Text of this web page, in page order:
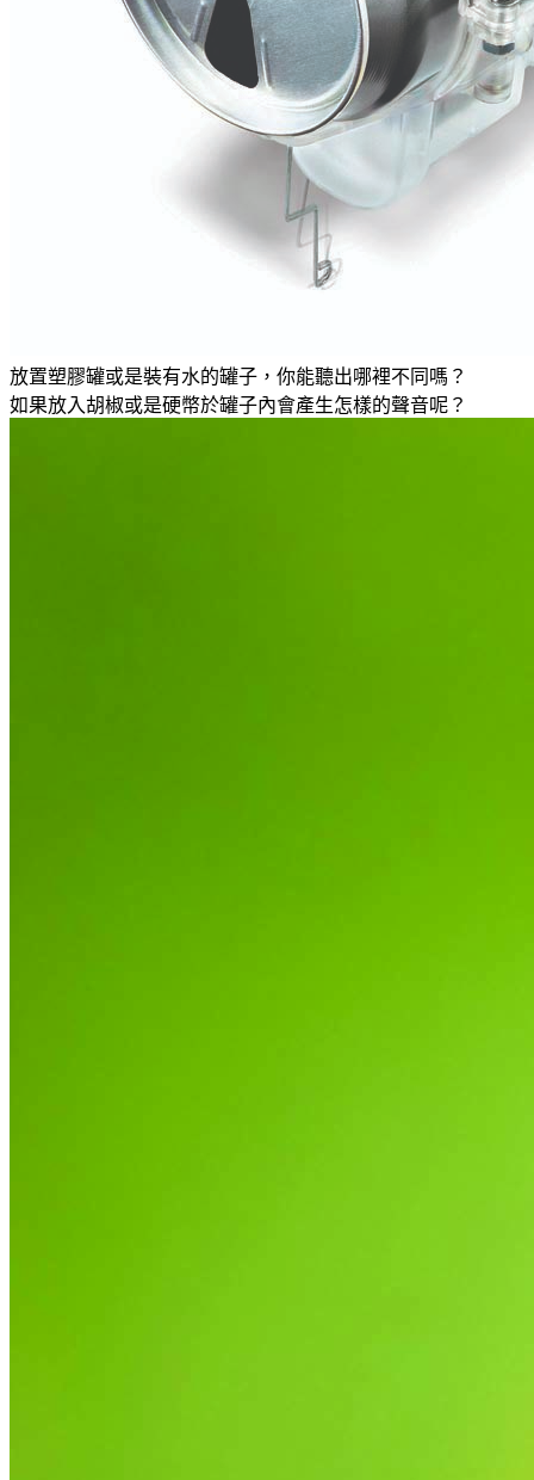
放置塑膠罐或是裝有水的罐子，你能聽出哪裡不同嗎？
如果放入胡椒或是硬幣於罐子內會產生怎樣的聲音呢？